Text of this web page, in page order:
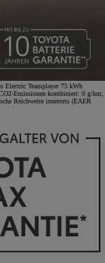
Electric Teamplayer 75 kWh
Emissionen kombiniert: 0 g/km;
Reichweite innerorts (EAER